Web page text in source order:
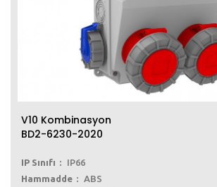
V10 Kombinasyon
BD2-6230-2020
IP Sınıfı
IP66
Hammadde
ABS